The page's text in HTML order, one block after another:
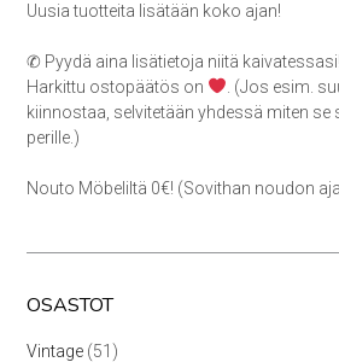
Uusia tuotteita lisätään koko ajan!
✆ Pyydä aina lisätietoja niitä kaivatessasi!
Harkittu ostopäätös on
. (Jos esim.
kiinnostaa, selvitetään yhdessä miten se
perille.)
Nouto Möbeliltä 0€! (Sovithan noudon
OSASTOT
Vintage 51 51